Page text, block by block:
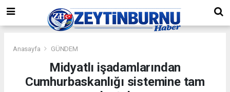
Anasayfa GÜNDEM
Midyatlı işadamlarından
Cumhurbaskanlığı sistemine tam